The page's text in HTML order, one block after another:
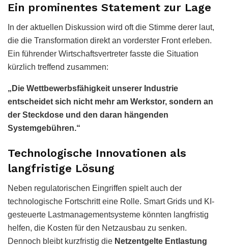
Ein prominentes Statement zur Lage
In der aktuellen Diskussion wird oft die Stimme derer laut,
die die Transformation direkt an vorderster Front erleben.
Ein führender Wirtschaftsvertreter fasste die Situation
kürzlich treffend zusammen:
„Die Wettbewerbsfähigkeit unserer Industrie
entscheidet sich nicht mehr am Werkstor, sondern an
der Steckdose und den daran hängenden
Systemgebühren.“
Technologische Innovationen als
langfristige Lösung
Neben regulatorischen Eingriffen spielt auch der
technologische Fortschritt eine Rolle. Smart Grids und KI-
gesteuerte Lastmanagementsysteme könnten langfristig
helfen, die Kosten für den Netzausbau zu senken.
Dennoch bleibt kurzfristig die Netzentgelte Entlastung